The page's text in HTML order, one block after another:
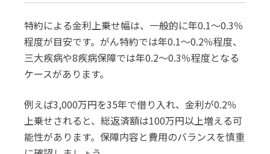
特約による金利上乗せ幅は、一般的に年0.1〜0.3％
程度が目安です。がん特約では年0.1〜0.2％程度、
三大疾病や8疾病保障では年0.2〜0.3％程度となる
ケースがあります。
例えば3,000万円を35年で借り入れ、金利が0.2％
上乗せされると、総返済額は100万円以上増える可
能性があります。保障内容と費用のバランスを慎重